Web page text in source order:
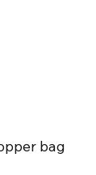
bag